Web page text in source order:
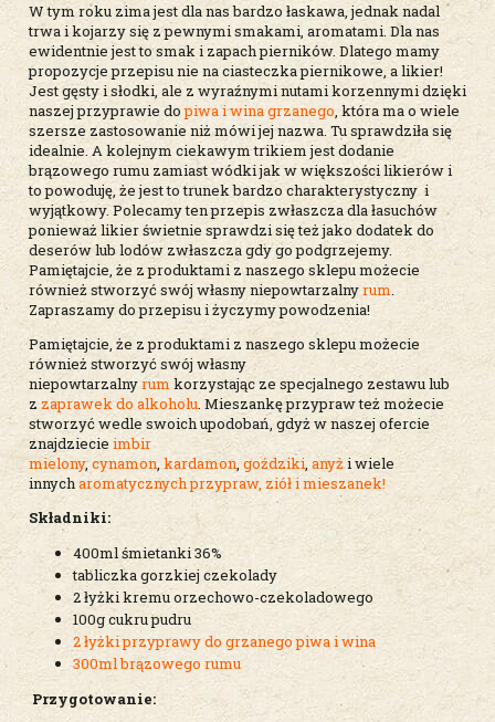
W tym roku zima jest dla nas bardzo łaskawa, jednak nadal
trwa i kojarzy się z pewnymi smakami, aromatami. Dla nas
ewidentnie jest to smak i zapach pierników. Dlatego mamy
propozycje przepisu nie na ciasteczka piernikowe, a likier!
Jest gęsty i słodki, ale z wyraźnymi nutami korzennymi dzięki
naszej przyprawie dopiwa i wina grzanego, która ma o wiele
szersze zastosowanie niż mówi jej nazwa. Tu sprawdziła się
idealnie. A kolejnym ciekawym trikiem jest dodanie
brązowego rumu zamiast wódki jak w większości likierów i
to powoduję, że jest to trunek bardzo charakterystyczny i
wyjątkowy. Polecamy ten przepis zwłaszcza dla łasuchów
ponieważ likier świetnie sprawdzi się też jako dodatek do
deserów lub lodów zwłaszcza gdy go podgrzejemy.
Pamiętajcie, że z produktami z naszego sklepu możecie
również stworzyć swój własny niepowtarzalnyrum.
Zapraszamy do przepisu i życzymy powodzenia!
Pamiętajcie, że z produktami z naszego sklepu możecie
również stworzyć swój własny
niepowtarzalnyrum korzystając ze specjalnego zestawu lub
z zaprawek do alkoholu. Mieszankę przypraw też możecie
stworzyć wedle swoich upodobań, gdyż w naszej ofercie
znajdziecie imbir
mielony,cynamon,kardamon, goździki, anyżi wiele
innycharomatycznych przypraw, ziół i mieszanek!
Składniki:
400ml śmietanki 36%
tabliczka gorzkiej czekolady
2 łyżki kremu orzechowo-czekoladowego
100g cukru pudru
2 łyżki przyprawy do grzanego piwa i wina
300ml brązowego rumu
Przygotowanie: